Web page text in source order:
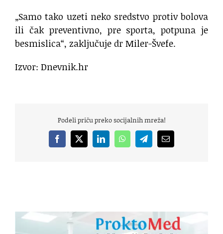
„Samo tako uzeti neko sredstvo protiv bolova
ili čak preventivno, pre sporta, potpuna je
besmislica“, zaključuje dr Miler-Švefe.
Izvor: Dnevnik.hr
Podeli priču preko socijalnih mreža!
Facebook
X LinkedInWhatsAppTelegramEmail